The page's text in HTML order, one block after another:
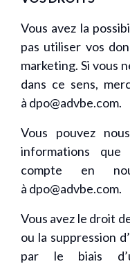
Vous avez la
pas utiliser vos
marketing. Si vous
dans ce sens,
à dpo@advbe.com.
Vous pouvez
informations
compte en
à dpo@advbe.com.
Vous avez le droit
ou la suppression
par le biais